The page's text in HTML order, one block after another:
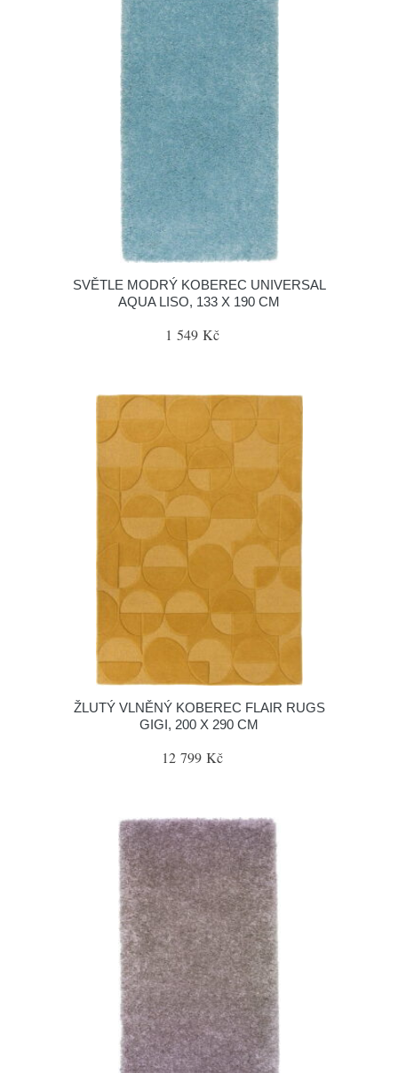
SVĚTLE MODRÝ KOBEREC UNIVERSAL
AQUA LISO, 133 X 190 CM
1 549 Kč
ŽLUTÝ VLNĚNÝ KOBEREC FLAIR RUGS
GIGI, 200 X 290 CM
12 799 Kč